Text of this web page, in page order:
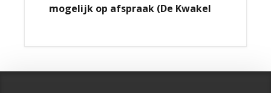
mogelijk op afspraak (De Kwakel